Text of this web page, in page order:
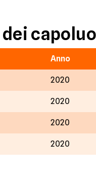
Anno
2020
2020
2020
2020